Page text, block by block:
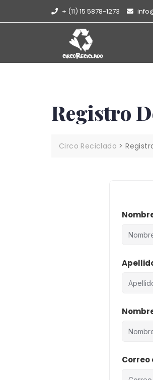
+ (11) 15 5878-1273
Registro
Circo Reciclado >